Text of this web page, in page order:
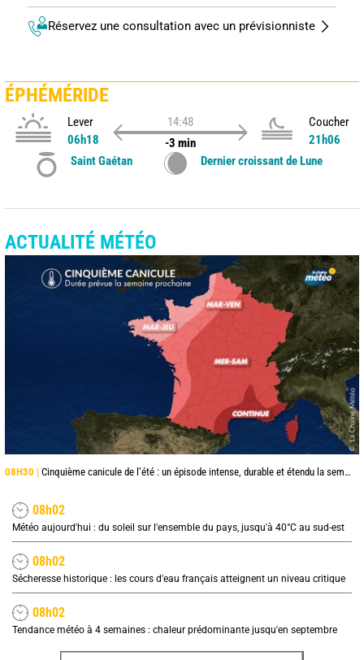
Réservez une consultation avec un prévisionniste
ÉPHÉMÉRIDE
Lever
06h18
14:48
-3 min
Coucher
21h06
Saint Gaétan
Dernier croissant de Lune
ACTUALITÉ MÉTÉO
08H30 | Cinquième canicule de l’été : un épisode intense, durable et étendu la semaine prochaine
08h02
Météo aujourd'hui : du soleil sur l'ensemble du pays, jusqu'à 40°C au sud-est
08h02
Sécheresse historique : les cours d'eau français atteignent un niveau critique
08h02
Tendance météo à 4 semaines : chaleur prédominante jusqu'en septembre